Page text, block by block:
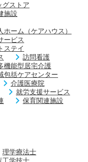
グストア
施設
ホーム（ケアハウス）
ービス
ステイ
訪問看護
機能型居宅介護
包括ケアセンター
介護医療院
就労支援サービス
保育関連施設
理学療法士
工学技士